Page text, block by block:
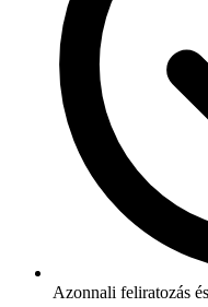
Azonnali feliratozás